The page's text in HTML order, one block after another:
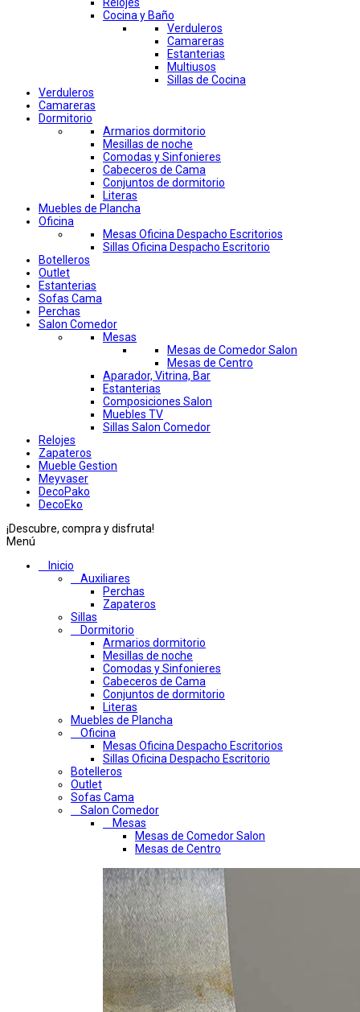
Relojes
Cocina y Baño
Verduleros
Camareras
Estanterias
Multiusos
Sillas de Cocina
Verduleros
Camareras
Dormitorio
Armarios dormitorio
Mesillas de noche
Comodas y Sinfonieres
Cabeceros de Cama
Conjuntos de dormitorio
Literas
Muebles de Plancha
Oficina
Mesas Oficina Despacho Escritorios
Sillas Oficina Despacho Escritorio
Botelleros
Outlet
Estanterias
Sofas Cama
Perchas
Salon Comedor
Mesas
Mesas de Comedor Salon
Mesas de Centro
Aparador, Vitrina, Bar
Estanterias
Composiciones Salon
Muebles TV
Sillas Salon Comedor
Relojes
Zapateros
Mueble Gestion
Meyvaser
DecoPako
DecoEko
¡Descubre, compra y disfruta!
Menú
Inicio
Auxiliares
Perchas
Zapateros
Sillas
Dormitorio
Armarios dormitorio
Mesillas de noche
Comodas y Sinfonieres
Cabeceros de Cama
Conjuntos de dormitorio
Literas
Muebles de Plancha
Oficina
Mesas Oficina Despacho Escritorios
Sillas Oficina Despacho Escritorio
Botelleros
Outlet
Sofas Cama
Salon Comedor
Mesas
Mesas de Comedor Salon
Mesas de Centro